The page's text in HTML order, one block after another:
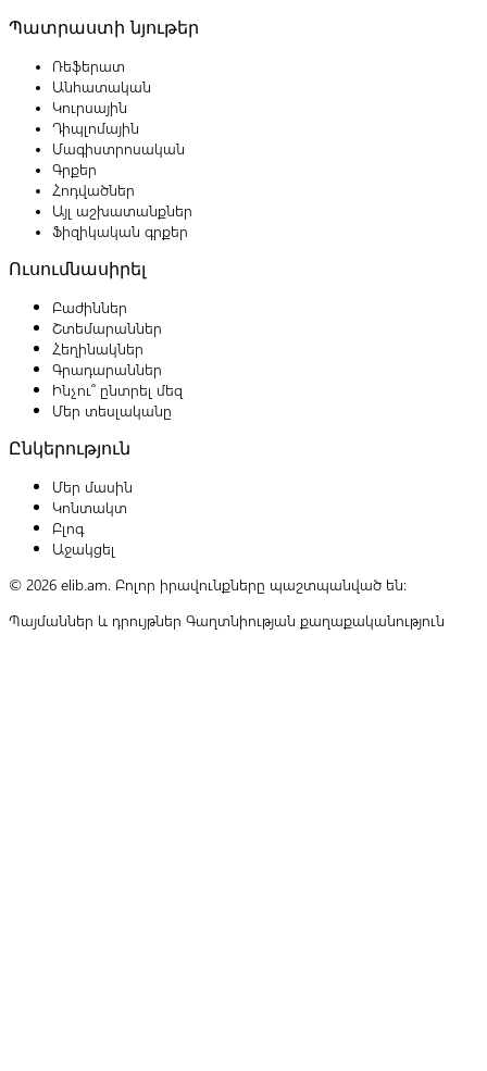
Պատրաստի նյութեր
Ռեֆերատ
Անհատական
Կուրսային
Դիպլոմային
Մագիստրոսական
Գրքեր
Հոդվածներ
Այլ աշխատանքներ
Ֆիզիկական գրքեր
Ուսումնասիրել
Բաժիններ
Շտեմարաններ
Հեղինակներ
Գրադարաններ
Ինչու՞ ընտրել մեզ
Մեր տեսլականը
Ընկերություն
Մեր մասին
Կոնտակտ
Բլոգ
Աջակցել
© 2026 elib.am. Բոլոր իրավունքները պաշտպանված են:
Պայմաններ և դրույթներ Գաղտնիության քաղաքականություն